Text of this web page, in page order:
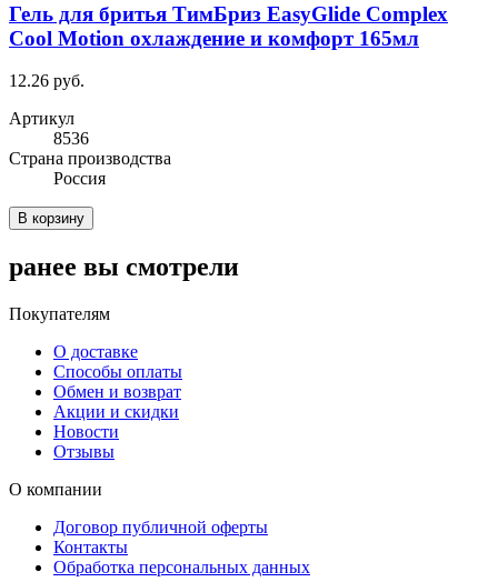
Гель для бритья ТимБриз EasyGlide Complex
Cool Motion охлаждение и комфорт 165мл
12.26 руб.
Артикул
8536
Cтрана производства
Россия
В корзину
ранее вы смотрели
Покупателям
О доставке
Способы оплаты
Обмен и возврат
Акции и скидки
Новости
Отзывы
О компании
Договор публичной оферты
Контакты
Обработка персональных данных